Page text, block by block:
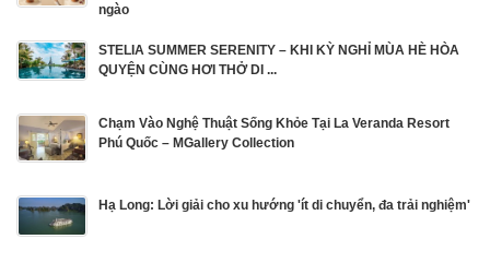
ngào
STELIA SUMMER SERENITY – KHI KỲ NGHỈ MÙA HÈ HÒA
QUYỆN CÙNG HƠI THỞ DI ...
Chạm Vào Nghệ Thuật Sống Khỏe Tại La Veranda Resort
Phú Quốc – MGallery Collection
Hạ Long: Lời giải cho xu hướng 'ít di chuyển, đa trải nghiệm'